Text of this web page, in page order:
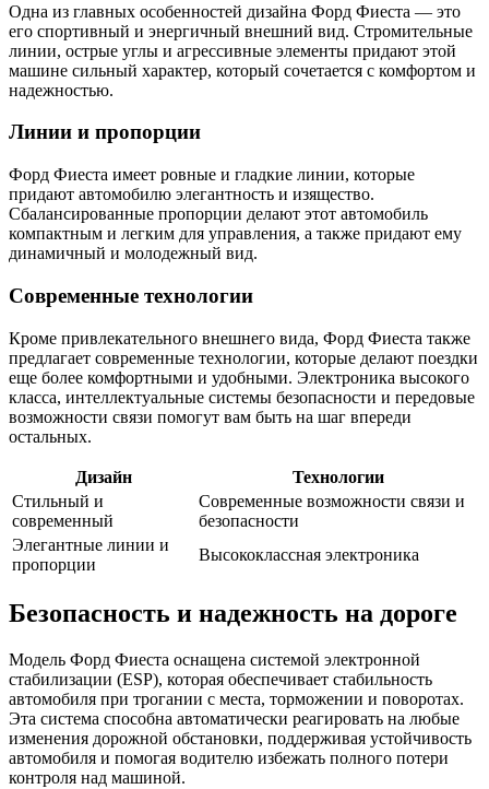
Одна из главных особенностей дизайна Форд Фиеста — это
его спортивный и энергичный внешний вид. Стромительные
линии, острые углы и агрессивные элементы придают этой
машине сильный характер, который сочетается с комфортом и
надежностью.
Линии и пропорции
Форд Фиеста имеет ровные и гладкие линии, которые
придают автомобилю элегантность и изящество.
Сбалансированные пропорции делают этот автомобиль
компактным и легким для управления, а также придают ему
динамичный и молодежный вид.
Современные технологии
Кроме привлекательного внешнего вида, Форд Фиеста также
предлагает современные технологии, которые делают поездки
еще более комфортными и удобными. Электроника высокого
класса, интеллектуальные системы безопасности и передовые
возможности связи помогут вам быть на шаг впереди
остальных.
Дизайн
Технологии
Стильный и
современный
Современные возможности связи и
безопасности
Элегантные линии и
пропорции
Высококлассная электроника
Безопасность и надежность на дороге
Модель Форд Фиеста оснащена системой электронной
стабилизации (ESP), которая обеспечивает стабильность
автомобиля при трогании с места, торможении и поворотах.
Эта система способна автоматически реагировать на любые
изменения дорожной обстановки, поддерживая устойчивость
автомобиля и помогая водителю избежать полного потери
контроля над машиной.